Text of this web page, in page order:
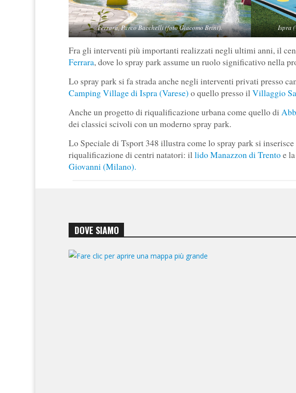
Ferrara, Parco Bacchelli (foto Giacomo Brini). Ispra
Fra gli interventi più importanti realizzati negli ultimi anni, il
Ferrara, dove lo spray park assume un ruolo significativo nella
Lo spray park si fa strada anche negli interventi privati presso
Camping Village di Ispra (Varese) o quello presso il Villaggio
Anche un progetto di riqualificazione urbana come quello di
dei classici scivoli con un moderno spray park.
Lo Speciale di Tsport 348 illustra come lo spray park si
riqualificazione di centri natatori: il lido Manazzon di Trentoe la
Giovanni (Milano).
DOVE SIAMO